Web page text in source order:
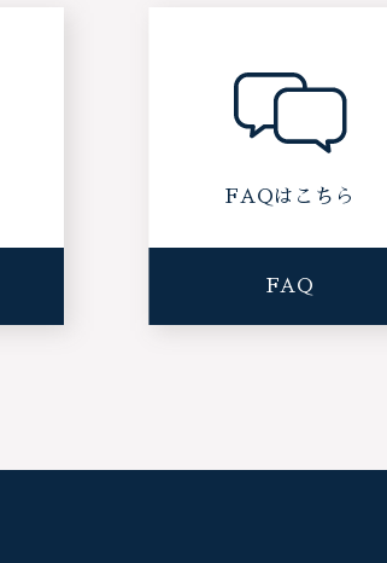
FAQはこちら
FAQ